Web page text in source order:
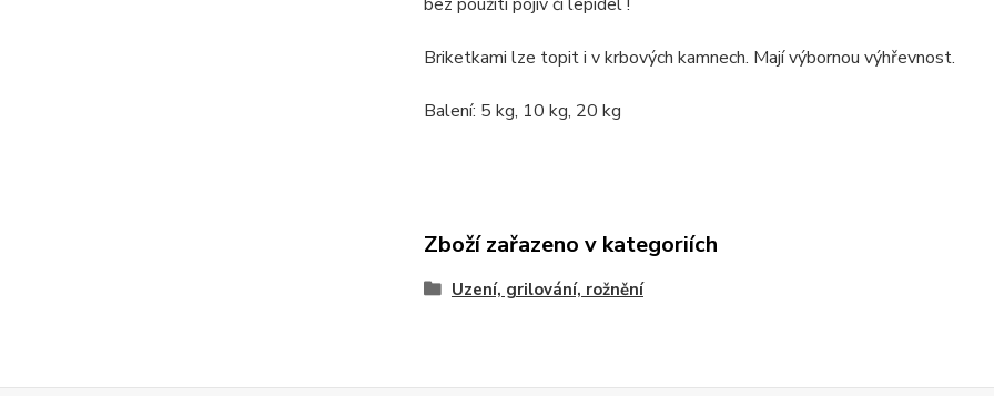
Briketkami lze topit i v krbových kamnech. Mají výbornou výhřevnost.
Balení: 5 kg, 10 kg, 20 kg
Zboží zařazeno v kategoriích
Uzení, grilování, rožnění